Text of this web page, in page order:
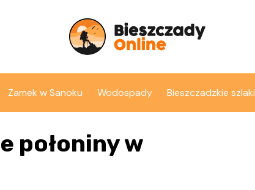
Zamek w Sanoku Wodospady Bieszczadzkie szlaki
połoniny w